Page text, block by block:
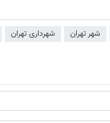
شهر تهران شهرداری تهران